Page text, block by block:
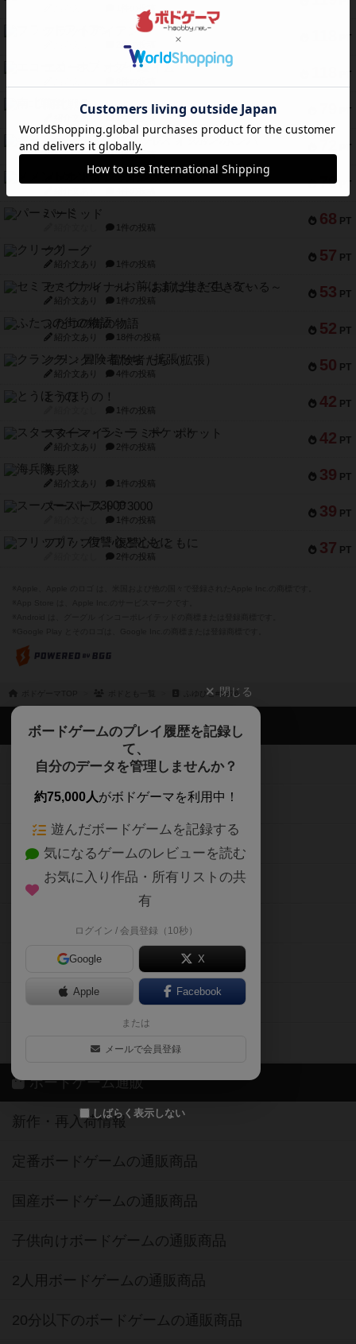
1件の投稿
PT
フラットアイアン
2件の投稿
PT
エコーズ・オブ・タイム
PT
南北戦争
PT
キャプテン・フリップ：イスラ・ボンバ
紹介文なし 2件の投稿
70 PT
メメントオンラインタクティクス
68 PT
パーミッド
1件の投稿
57 PT
クリーグ
紹介文あり 1件の投稿
53 PT
セミファイナル ～お前はまだ生きている～
紹介文あり 1件の投稿
52 PT
ふたつの街の物語
紹介文あり 18件の投稿
50 PT
クランク! ：冒険者たち（拡張）
紹介文あり 4件の投稿
42 PT
とうほうの！
1件の投稿
42 PT
スターマイン・ラミー ポケット
紹介文あり 2件の投稿
39 PT
海兵隊
紹介文あり 1件の投稿
39 PT
スーパーストア3000
1件の投稿
37 PT
フリップ７：復讐心とともに
2件の投稿
ふゆひこ#5876
閉じる
ボードゲームのプレイ履歴を記録し
て、
自分のデータを管理しませんか？
約75,000人がボドゲーマを利用中！
遊んだボードゲームを記録する
気になるゲームのレビューを読む
お気に入り作品・所有リストの共
有
ログイン / 会員登録（10秒）
Google X
Apple Facebook
または
メールで会員登録
しばらく表示しない
ボドゲーマTOP
ボードゲームを検索する
ボードゲームの新着レビュー
ボードゲーム会情報
メカニクス特集
掲示板・トピックス
ボドとも・会員一覧
ボードゲーム業界コラム
ボドゲーマご利用案内
ボードゲーム通販
新作・再入荷情報
定番ボードゲームの通販商品
国産ボードゲームの通販商品
子供向けボードゲームの通販商品
2人用ボードゲームの通販商品
20分以下のボードゲームの通販商品